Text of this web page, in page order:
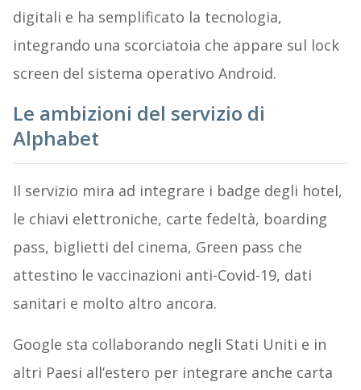
digitali e ha semplificato la tecnologia,
integrando una scorciatoia che appare sul lock
screen del sistema operativo Android.
Le ambizioni del servizio di
Alphabet
Il servizio mira ad integrare i badge degli hotel,
le chiavi elettroniche, carte fedeltà, boarding
pass, biglietti del cinema, Green pass che
attestino le vaccinazioni anti-Covid-19, dati
sanitari e molto altro ancora.
Google sta collaborando negli Stati Uniti e in
altri Paesi all’estero per integrare anche carta